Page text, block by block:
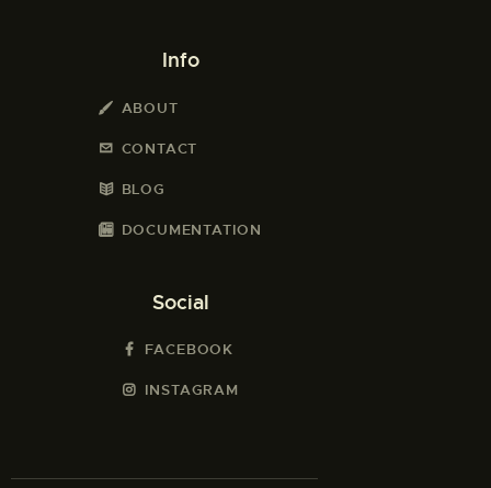
Info
ABOUT
CONTACT
BLOG
DOCUMENTATION
Social
FACEBOOK
INSTAGRAM